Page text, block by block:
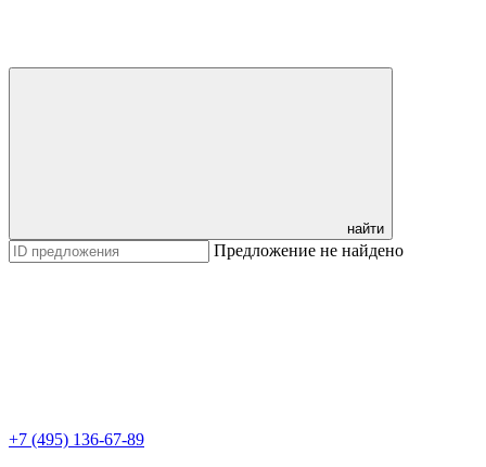
найти
Предложение не найдено
+7 (495) 136-67-89